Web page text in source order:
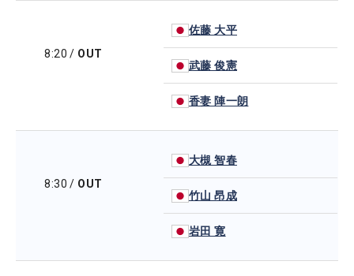
8:20 / OUT
佐藤 大平
武藤 俊憲
香妻 陣一朗
8:30 / OUT
大槻 智春
竹山 昂成
岩田 寛